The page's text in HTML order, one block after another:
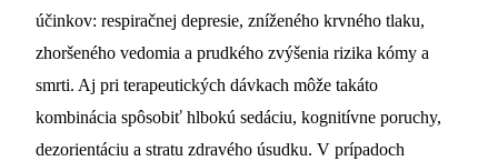
účinkov: respiračnej depresie, zníženého krvného tlaku,
zhoršeného vedomia a prudkého zvýšenia rizika kómy a
smrti. Aj pri terapeutických dávkach môže takáto
kombinácia spôsobiť hlbokú sedáciu, kognitívne poruchy,
dezorientáciu a stratu zdravého úsudku. V prípadoch